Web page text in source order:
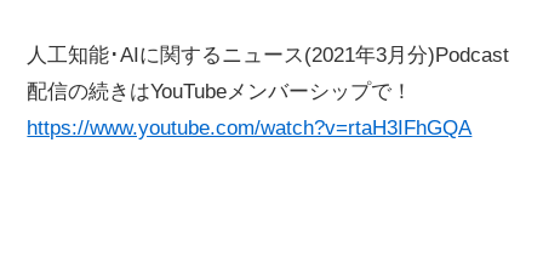
人工知能･AIに関するニュース(2021年3月分)Podcast
配信の続きはYouTubeメンバーシップで！
https://www.youtube.com/watch?v=rtaH3IFhGQA